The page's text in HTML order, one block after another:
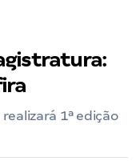
1ª edição